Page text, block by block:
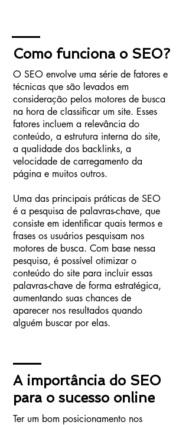
Como funciona o SEO?
O SEO envolve uma série de fatores e
técnicas que são levados em
consideração pelos motores de busca
na hora de classificar um site. Esses
fatores incluem a relevância do
conteúdo, a estrutura interna do site,
a qualidade dos backlinks, a
velocidade de carregamento da
página e muitos outros.
Uma das principais práticas de SEO
é a pesquisa de palavras-chave, que
consiste em identificar quais termos e
frases os usuários pesquisam nos
motores de busca. Com base nessa
pesquisa, é possível otimizar o
conteúdo do site para incluir essas
palavras-chave de forma estratégica,
aumentando suas chances de
aparecer nos resultados quando
alguém buscar por elas.
A importância do SEO
para o sucesso online
Ter um bom posicionamento nos